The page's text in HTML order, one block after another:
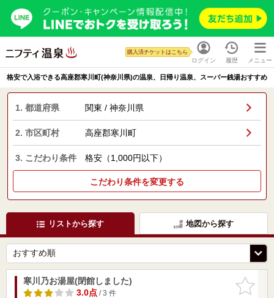
ログイン
購入済チケットはこちら
履歴 メニュー
格安で入浴できる高座郡寒川町(神奈川県)の温泉、日帰り温泉、スーパー銭湯おすすめ
1. 都道府県 関東 / 神奈川県
2. 市区町村 高座郡寒川町
3. こだわり条件 格安（1,000円以下）
こだわり条件を変更する
リストから探す 地図から探す
お気に入
りに追加
寒川乃お湯屋(閉館しました)
3.0点/ 3 件